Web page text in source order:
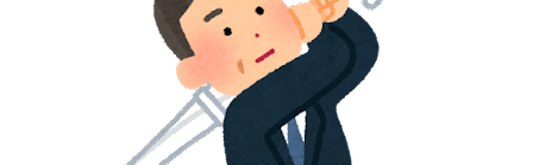
ホテルや宿泊施設に導入するスマートロックの選び方
とポイントを解説
Apple ウォレットを使った宿泊施設のキーレス化と